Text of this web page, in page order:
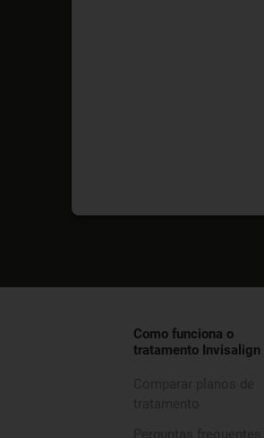
Como funciona o
tratamento Invisalign